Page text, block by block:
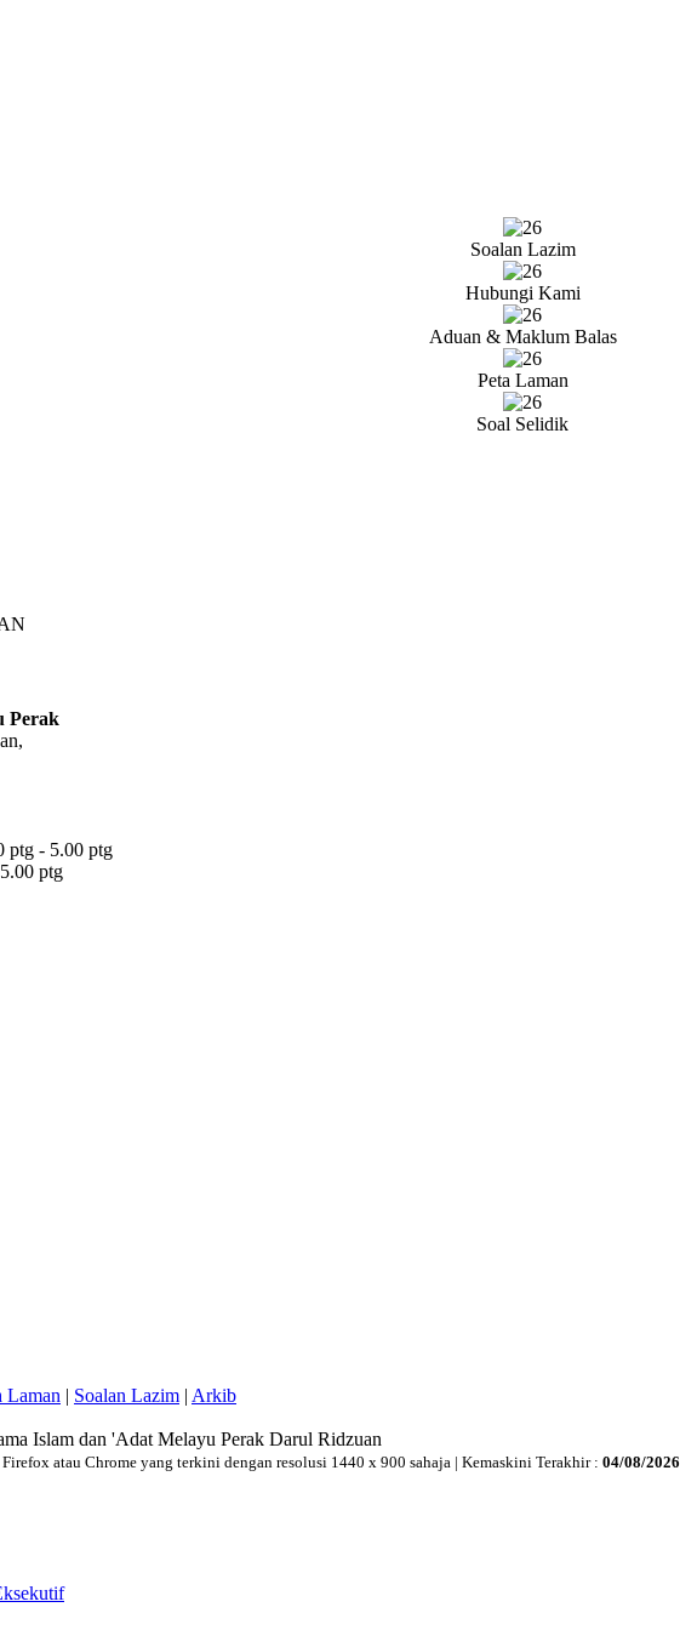
Soalan Lazim
Hubungi Kami
Aduan & Maklum Balas
Peta Laman
Soal Selidik
Perak
ptg - 5.00 ptg
ptg
Laman | Soalan Lazim | Arkib
Islam dan 'Adat Melayu Perak Darul Ridzuan
atau Chrome yang terkini dengan resolusi 1440 x 900 sahaja | Kemaskini Terakhir : 04/08/2026